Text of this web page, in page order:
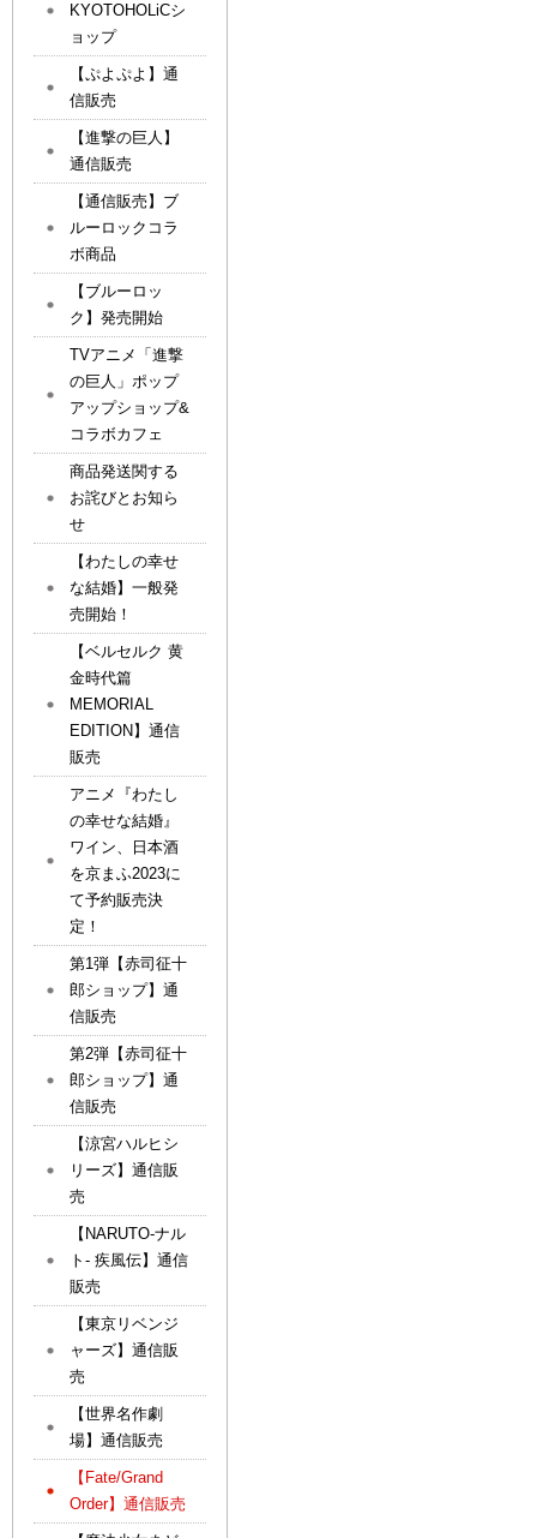
KYOTOHOLiCシ
ョップ
【ぷよぷよ】通
信販売
【進撃の巨人】
通信販売
【通信販売】ブ
ルーロックコラ
ボ商品
【ブルーロッ
ク】発売開始
TVアニメ「進撃
の巨人」ポップ
アップショップ&
コラボカフェ
商品発送関する
お詫びとお知ら
せ
【わたしの幸せ
な結婚】一般発
売開始！
【ベルセルク 黄
金時代篇
MEMORIAL
EDITION】通信
販売
アニメ『わたし
の幸せな結婚』
ワイン、日本酒
を京まふ2023に
て予約販売決
定！
第1弾【赤司征十
郎ショップ】通
信販売
第2弾【赤司征十
郎ショップ】通
信販売
【涼宮ハルヒシ
リーズ】通信販
売
【NARUTO-ナル
ト- 疾風伝】通信
販売
【東京リベンジ
ャーズ】通信販
売
【世界名作劇
場】通信販売
【Fate/Grand
Order】通信販売